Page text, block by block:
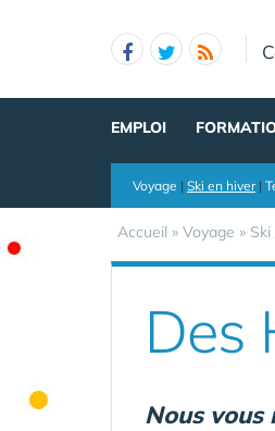
EMPLOI
Voyage | Ski en hiver|
Accueil » Voyage » Ski
Des
Nous vous